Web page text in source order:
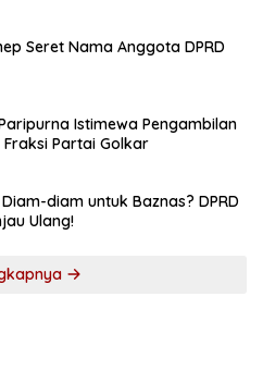
Seret Nama Anggota DPRD
Istimewa Pengambilan
Fraksi Partai Golkar
diam untuk Baznas? DPRD
Ulang!